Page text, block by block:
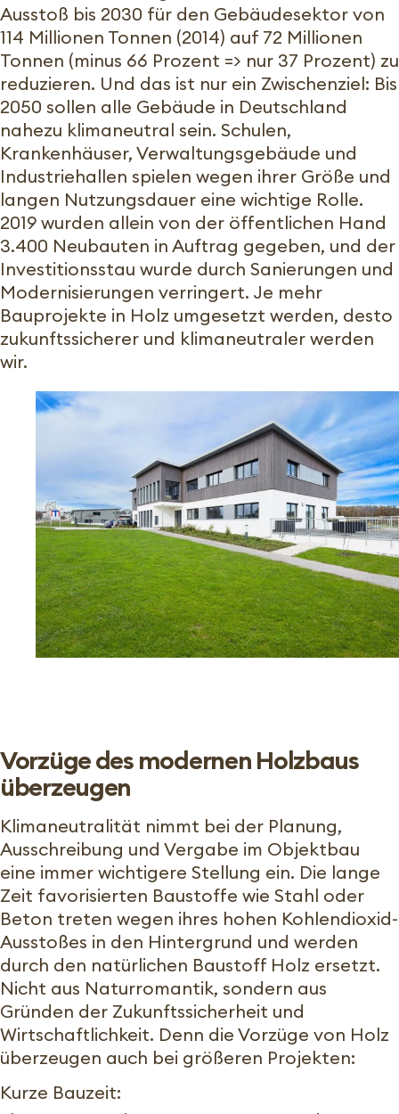
Ausstoß bis 2030 für den Gebäudesektor von
114 Millionen Tonnen (2014) auf 72 Millionen
Tonnen (minus 66 Prozent => nur 37 Prozent) zu
reduzieren. Und das ist nur ein Zwischenziel: Bis
2050 sollen alle Gebäude in Deutschland
nahezu klimaneutral sein. Schulen,
Krankenhäuser, Verwaltungsgebäude und
Industriehallen spielen wegen ihrer Größe und
langen Nutzungsdauer eine wichtige Rolle.
2019 wurden allein von der öffentlichen Hand
3.400 Neubauten in Auftrag gegeben, und der
Investitionsstau wurde durch Sanierungen und
Modernisierungen verringert. Je mehr
Bauprojekte in Holz umgesetzt werden, desto
zukunftssicherer und klimaneutraler werden
wir.
Vorzüge des modernen Holzbaus
überzeugen
Klimaneutralität nimmt bei der Planung,
Ausschreibung und Vergabe im Objektbau
eine immer wichtigere Stellung ein. Die lange
Zeit favorisierten Baustoffe wie Stahl oder
Beton treten wegen ihres hohen Kohlendioxid-
Ausstoßes in den Hintergrund und werden
durch den natürlichen Baustoff Holz ersetzt.
Nicht aus Naturromantik, sondern aus
Gründen der Zukunftssicherheit und
Wirtschaftlichkeit. Denn die Vorzüge von Holz
überzeugen auch bei größeren Projekten:
Kurze Bauzeit: